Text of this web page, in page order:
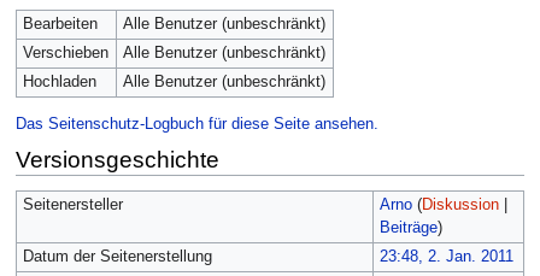
Bearbeiten
Alle Benutzer (unbeschränkt)
Verschieben
Alle Benutzer (unbeschränkt)
Hochladen
Alle Benutzer (unbeschränkt)
Das Seitenschutz-Logbuch für diese Seite ansehen.
Versionsgeschichte
Seitenersteller Arno (Diskussion|
Beiträge)
Datum der Seitenerstellung
23:48, 2. Jan. 2011